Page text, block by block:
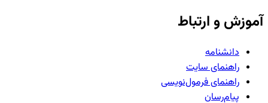
آموزش و ارتباط
دانشنامه
راهنمای سایت
راهنمای فرمول‌نویسی
پیام‌رسان